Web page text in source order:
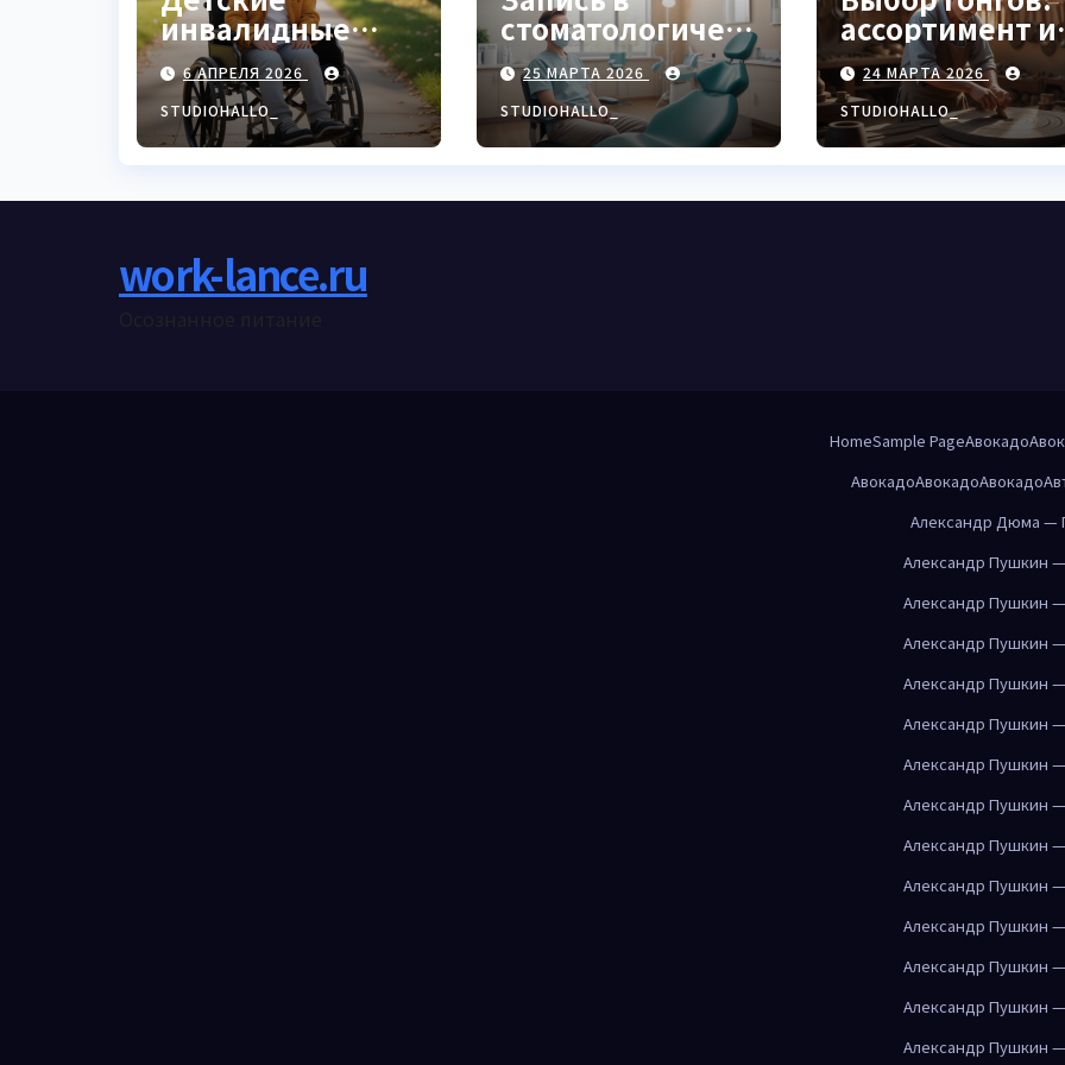
инвалидные
кресла-коляски
с ручным
приводом
6 АПРЕЛЯ 2026
STUDIOHALLO_
стоматологическ
ую клинику
25 МАРТА 2026
STUDIOHALLO_
ассортимент и
24 МАРТА 2026
STUDIOHALLO_
work-lance.ru
HomeSample PageАвокадо
АвокадоАвокадоАвокадо
Александр Дюма —
Александр Пушкин
Александр Пушкин
Александр Пушкин
Александр Пушкин
Александр Пушкин
Александр Пушкин
Александр Пушкин
Александр Пушкин
Александр Пушкин
Александр Пушкин
Александр Пушкин
Александр Пушкин
Александр Пушкин